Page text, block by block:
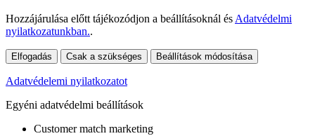
Hozzájárulása előtt tájékozódjon a beállításoknál és Adatvédelmi
nyilatkozatunkban..
Elfogadás Csak a szükséges Beállítások módosítása
Adatvédelemi nyilatkozatot
Egyéni adatvédelmi beállítások
Customer match marketing